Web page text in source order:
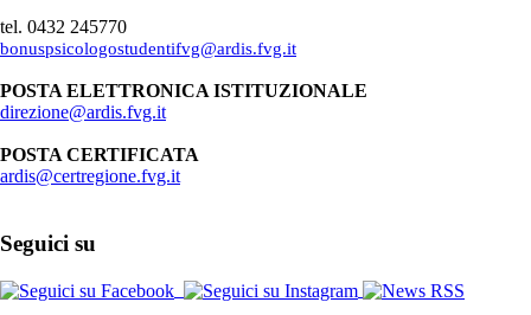
tel. 0432 245770
bonuspsicologostudentifvg@ardis.fvg.it
POSTA ELETTRONICA ISTITUZIONALE
direzione@ardis.fvg.it
POSTA CERTIFICATA
ardis@certregione.fvg.it
Seguici su